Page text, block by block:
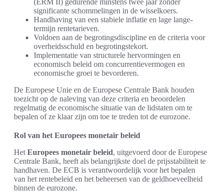
(ERM II) gedurende minstens twee jaar zonder
significante schommelingen in de wisselkoers.
Handhaving van een stabiele inflatie en lage lange-
termijn rentetarieven.
Voldoen aan de begrotingsdiscipline en de criteria voor
overheidsschuld en begrotingstekort.
Implementatie van structurele hervormingen en
economisch beleid om concurrentievermogen en
economische groei te bevorderen.
De Europese Unie en de Europese Centrale Bank houden
toezicht op de naleving van deze criteria en beoordelen
regelmatig de economische situatie van de lidstaten om te
bepalen of ze klaar zijn om toe te treden tot de eurozone.
Rol van het Europees monetair beleid
Het Europees monetair beleid, uitgevoerd door de Europese
Centrale Bank, heeft als belangrijkste doel de prijsstabiliteit te
handhaven. De ECB is verantwoordelijk voor het bepalen
van het rentebeleid en het beheersen van de geldhoeveelheid
binnen de eurozone.